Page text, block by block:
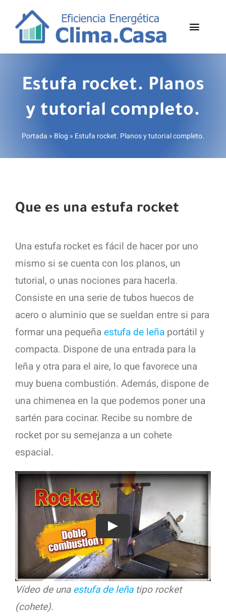
contenido
Toggle
Invierno
Verano
Contacto
Estufa rocket. Planos
y tutorial completo.
Portada » Blog » Estufa rocket. Planos y tutorial completo.
Que es una estufa rocket
Una estufa rocket es fácil de hacer por uno
mismo si se cuenta con los planos, un
tutorial, o unas nociones para hacerla.
Consiste en una serie de tubos huecos de
acero o aluminio que se sueldan entre si para
formar una pequeñaestufa de leñaportátil y
compacta. Dispone de una entrada para la
leña y otra para el aire, lo que favorece una
muy buena combustión. Además, dispone de
una chimenea en la que podemos poner una
sartén para cocinar. Recibe su nombre de
rocket por su semejanza a un cohete
espacial.
Play
Vídeo de unaestufa de leñatipo rocket
(cohete).